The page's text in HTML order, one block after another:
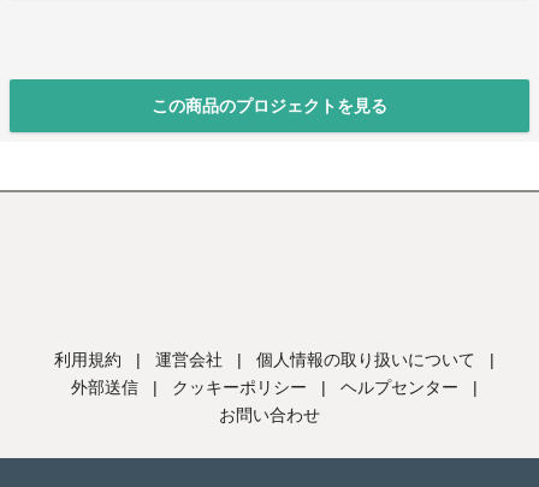
この商品のプロジェクトを見る
利用規約 | 運営会社 | 個人情報の取り扱いについて
|
外部送信
| クッキーポリシー | ヘルプセンター
|
お問い合わせ